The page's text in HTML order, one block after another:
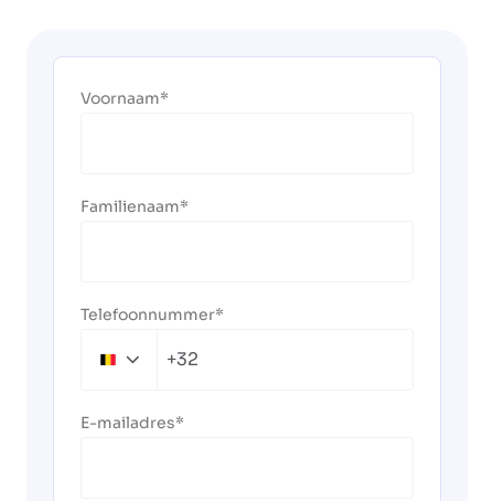
Voornaam
Familienaam
Telefoonnummer
Belgium+32
E-mailadres